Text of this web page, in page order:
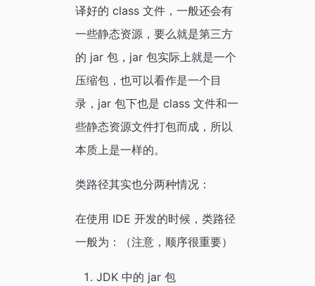
译好的 class 文件，一般还会有
一些静态资源，要么就是第三方
的 jar 包，jar 包实际上就是一个
压缩包，也可以看作是一个目
录，jar 包下也是 class 文件和一
些静态资源文件打包而成，所以
本质上是一样的。
类路径其实也分两种情况：
在使用 IDE 开发的时候，类路径
一般为：（注意，顺序很重要）
JDK 中的 jar 包